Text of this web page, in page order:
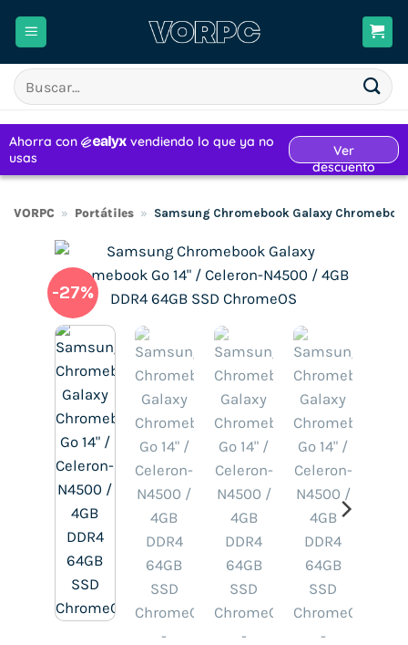
Buscar
por:
VORPC » Portátiles » Samsung Chromebook Galaxy
-27%